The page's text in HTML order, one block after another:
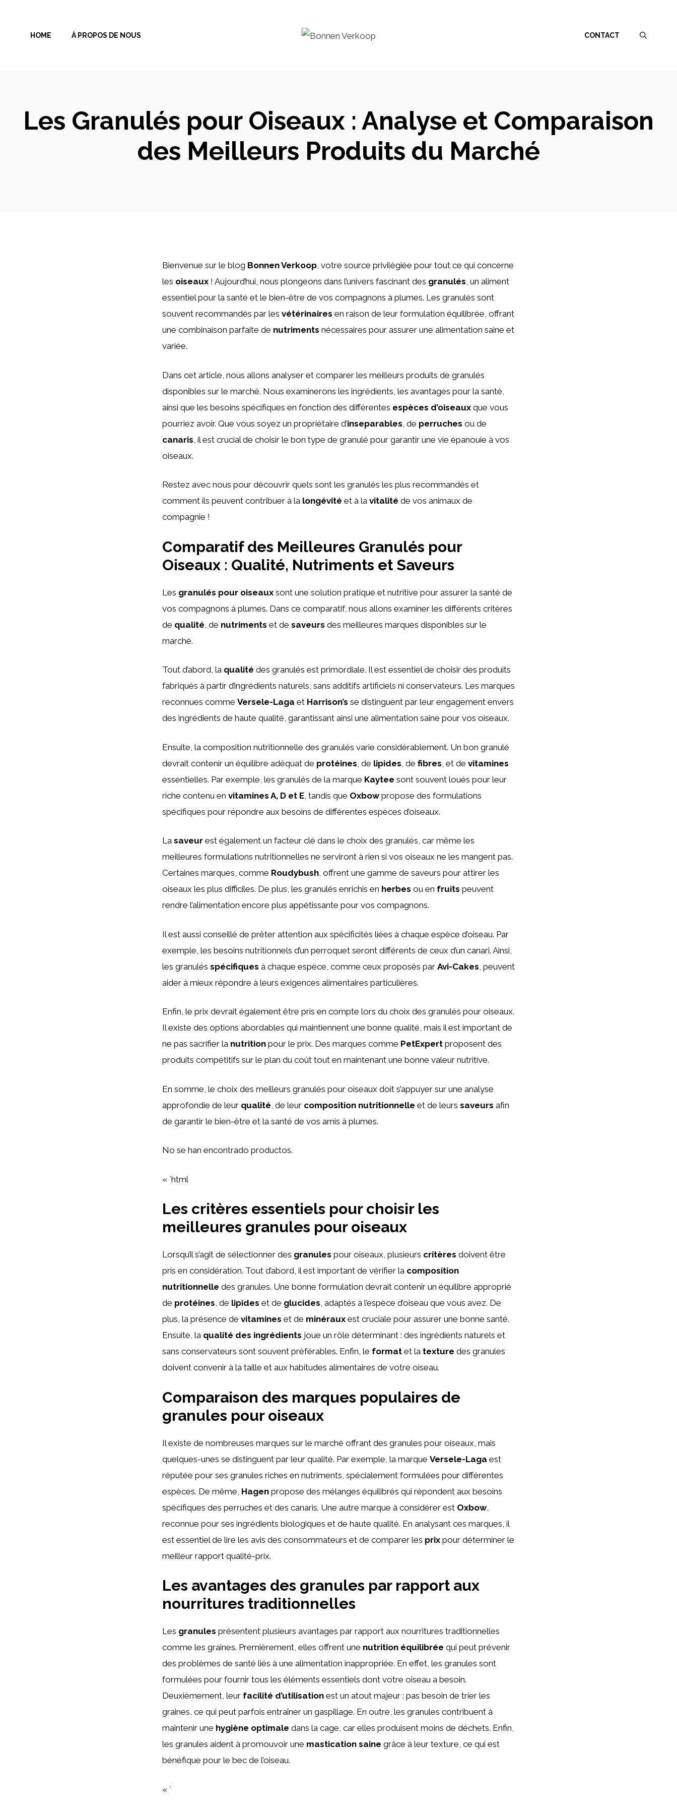
contenuHOME À PROPOS DE NOUS CONTACT
Les Granulés pour Oiseaux : Analyse et Comparaison
des Meilleurs Produits du Marché
Bienvenue sur le blog Bonnen Verkoop, votre source privilégiée pour tout ce qui concerne
les oiseaux ! Aujourd’hui, nous plongeons dans l’univers fascinant des granulés, un aliment
essentiel pour la santé et le bien-être de vos compagnons à plumes. Les granulés sont
souvent recommandés par les vétérinaires en raison de leur formulation équilibrée, offrant
une combinaison parfaite de nutriments nécessaires pour assurer une alimentation saine et
variée.
Dans cet article, nous allons analyser et comparer les meilleurs produits de granulés
disponibles sur le marché. Nous examinerons les ingrédients, les avantages pour la santé,
ainsi que les besoins spécifiques en fonction des différentes espèces d’oiseaux que vous
pourriez avoir. Que vous soyez un propriétaire d’inseparables , de perruches ou de
canaris , il est crucial de choisir le bon type de granulé pour garantir une vie épanouie à vos
oiseaux.
Restez avec nous pour découvrir quels sont les granulés les plus recommandés et
comment ils peuvent contribuer à la longévité et à la vitalité de vos animaux de
compagnie !
Comparatif des Meilleures Granulés pour
Oiseaux : Qualité, Nutriments et Saveurs
Les granulés pour oiseaux sont une solution pratique et nutritive pour assurer la santé de
vos compagnons à plumes. Dans ce comparatif, nous allons examiner les différents critères
de qualité , de nutriments et de saveurs des meilleures marques disponibles sur le
marché.
Tout d’abord, la qualité des granulés est primordiale. Il est essentiel de choisir des produits
fabriqués à partir d’ingrédients naturels, sans additifs artificiels ni conservateurs. Les marques
reconnues comme Versele-Laga et Harrison’s se distinguent par leur engagement envers
des ingrédients de haute qualité, garantissant ainsi une alimentation saine pour vos oiseaux.
Ensuite, la composition nutritionnelle des granulés varie considérablement. Un bon granulé
devrait contenir un équilibre adéquat de protéines , de lipides , de fibres , et de vitamines
essentielles. Par exemple, les granulés de la marque Kaytee sont souvent loués pour leur
riche contenu en vitamines A, D et E , tandis que Oxbow propose des formulations
spécifiques pour répondre aux besoins de différentes espèces d’oiseaux.
La saveur est également un facteur clé dans le choix des granulés, car même les
meilleures formulations nutritionnelles ne serviront à rien si vos oiseaux ne les mangent pas.
Certaines marques, comme Roudybush, offrent une gamme de saveurs pour attirer les
oiseaux les plus difficiles. De plus, les granulés enrichis en herbes ou en fruits peuvent
rendre l’alimentation encore plus appétissante pour vos compagnons.
Il est aussi conseillé de prêter attention aux spécificités liées à chaque espèce d’oiseau. Par
exemple, les besoins nutritionnels d’un perroquet seront différents de ceux d’un canari. Ainsi,
les granulés spécifiques à chaque espèce, comme ceux proposés par Avi-Cakes , peuvent
aider à mieux répondre à leurs exigences alimentaires particulières.
Enfin, le prix devrait également être pris en compte lors du choix des granulés pour oiseaux.
Il existe des options abordables qui maintiennent une bonne qualité, mais il est important de
ne pas sacrifier la nutrition pour le prix. Des marques comme PetExpert proposent des
produits compétitifs sur le plan du coût tout en maintenant une bonne valeur nutritive.
En somme, le choix des meilleurs granulés pour oiseaux doit s’appuyer sur une analyse
approfondie de leur qualité , de leur composition nutritionnelle et de leurs saveurs afin
de garantir le bien-être et la santé de vos amis à plumes.
No se han encontrado productos.
« `html
Les critères essentiels pour choisir les
meilleures granules pour oiseaux
Lorsqu’il s’agit de sélectionner des granules pour oiseaux, plusieurs critères doivent être
pris en considération. Tout d’abord, il est important de vérifier la composition
nutritionnelle des granules. Une bonne formulation devrait contenir un équilibre approprié
de protéines, de lipides et de glucides, adaptés à l’espèce d’oiseau que vous avez. De
plus, la présence de vitamines et de minéraux est cruciale pour assurer une bonne santé.
Ensuite, la qualité des ingrédients joue un rôle déterminant : des ingrédients naturels et
sans conservateurs sont souvent préférables. Enfin, le format et la texture des granules
doivent convenir à la taille et aux habitudes alimentaires de votre oiseau.
Comparaison des marques populaires de
granules pour oiseaux
Il existe de nombreuses marques sur le marché offrant des granules pour oiseaux, mais
quelques-unes se distinguent par leur qualité. Par exemple, la marque Versele-Laga est
réputée pour ses granules riches en nutriments, spécialement formulées pour différentes
espèces. De même, Hagen propose des mélanges équilibrés qui répondent aux besoins
spécifiques des perruches et des canaris. Une autre marque à considérer est Oxbow
reconnue pour ses ingrédients biologiques et de haute qualité. En analysant ces marques, il
est essentiel de lire les avis des consommateurs et de comparer les prix pour déterminer le
meilleur rapport qualité-prix.
Les avantages des granules par rapport aux
nourritures traditionnelles
Les granules présentent plusieurs avantages par rapport aux nourritures traditionnelles
comme les graines. Premièrement, elles offrent une nutrition équilibrée qui peut prévenir
des problèmes de santé liés à une alimentation inappropriée. En effet, les granules sont
formulées pour fournir tous les éléments essentiels dont votre oiseau a besoin.
Deuxièmement, leur facilité d’utilisation est un atout majeur : pas besoin de trier les
graines, ce qui peut parfois entraîner un gaspillage. En outre, les granules contribuent à
maintenir une hygiène optimale dans la cage, car elles produisent moins de déchets. Enfin,
les granules aident à promouvoir une mastication saine grâce à leur texture, ce qui est
bénéfique pour le bec de l’oiseau.
« `